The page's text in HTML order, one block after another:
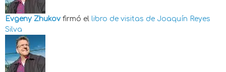
Evgeny Zhukov firmó el libro de visitas de Joaquín Reyes
Silva